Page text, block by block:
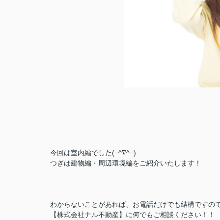
今回は室内編でした(≡^∇^≡)
つぎは建物編・周辺環境編をご紹介いたします！
わからないことがあれば、お電話だけでも結構ですの
【株式会社ナル不動産】に何でもご相談ください！！